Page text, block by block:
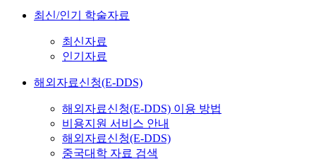
최신/인기 학술자료
최신자료
인기자료
해외자료신청(E-DDS)
해외자료신청(E-DDS) 이용 방법
비용지원 서비스 안내
해외자료신청(E-DDS)
중국대학 자료 검색